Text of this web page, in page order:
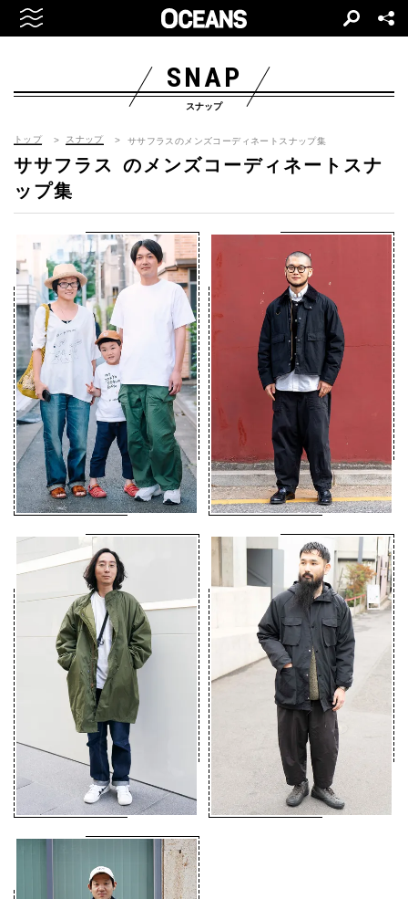
SNAP
スナップ
トップ スナップ ササフラスのメンズコーディネートスナップ集
ササフラス のメンズコーディネートスナ
ップ集